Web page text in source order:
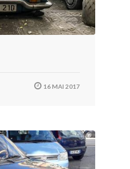
16 MAI 2017